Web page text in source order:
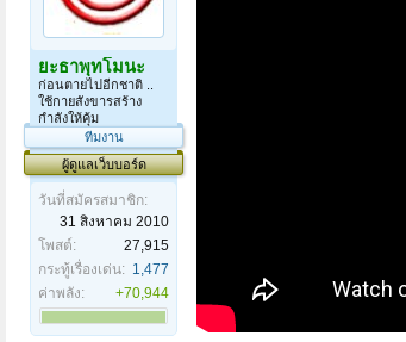
ยะธาพุทโมนะ
ก่อนตายไปอีกชาติ ..
ใช้กายสังขารสร้าง
กำลังให้คุ้ม
ทีมงาน
ผู้ดูแลเว็บบอร์ด
วันที่สมัครสมาชิก:
31 สิงหาคม 2010
โพสต์:
27,915
กระทู้เรื่องเด่น: 1,477
ค่าพลัง:
+70,944